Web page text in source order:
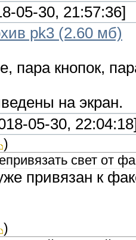
05-30, 21:57:36]
pk3 (2.60 мб)
пара кнопок,
на экран.
05-30,
)
свет от
привязан к
)